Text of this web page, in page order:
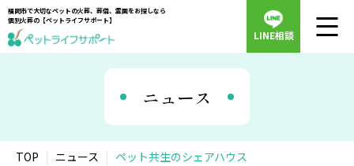
福岡市で大切なペットの火葬、葬儀、霊園をお探しなら
個別火葬の【ペットライフサポート】
LINE相談
ニュース
TOP ニュース ペット共生のシェアハウス